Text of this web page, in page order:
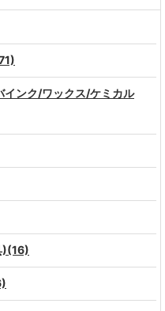
インク/ワックス/ケミカル
)(16)